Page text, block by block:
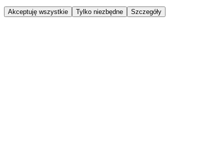
Akceptuję wszystkie Tylko niezbędne Szczegóły